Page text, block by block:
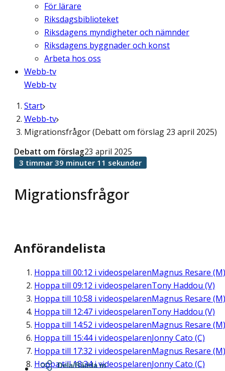
För lärare
Riksdagsbiblioteket
Riksdagens myndigheter och nämnder
Riksdagens byggnader och konst
Arbeta hos oss
Webb-tv
Webb-tv
Start
Webb-tv
Migrationsfrågor (Debatt om förslag 23 april 2025)
Migrationsfrågor
Debatt om förslag23 april 2025
3 timmar 39 minuter 11 sekunder
Anförandelista
Hoppa till 00:12 i videospelarenMagnus Resare (M)
Hoppa till 09:12 i videospelarenTony Haddou (V)
Hoppa till 10:58 i videospelarenMagnus Resare (M)
Hoppa till 12:47 i videospelarenTony Haddou (V)
Hoppa till 14:52 i videospelarenMagnus Resare (M)
Hoppa till 15:44i videospelarenJonny Cato (C)
Hoppa till 17:32 i videospelarenMagnus Resare (M)
Hoppa till18:34i videospelarenJonny Cato (C)
Dela/Bädda in